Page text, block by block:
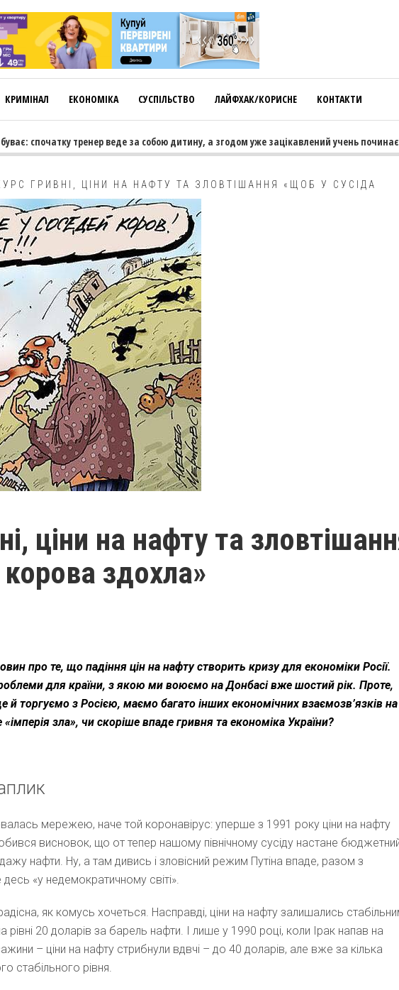
КРИМІНАЛ ЕКОНОМІКА СУСПІЛЬСТВО ЛАЙФХАК/КОРИСНЕ КОНТАКТИ
спочатку тренер веде за собою дитину, а згодом уже зацікавлений учень починає
ГРИВНІ, ЦІНИ НА НАФТУ ТА ЗЛОВТІШАННЯ «ЩОБ У СУСІДА
ціни на нафту та
здохла»
про те, що падіння цін на нафту створить кризу для економіки Росії.
для країни, з якою ми воюємо на Донбасі вже шостий рік. Проте,
торгуємо з Росією, маємо багато інших економічних взаємозв’язків на
зла», чи скоріше впаде гривня та економіка України?
мережею, наче той коронавірус: уперше з 1991 року ціни на нафту
висновок, що от тепер нашому північному сусіду настане
нафти. Ну, а там дивись і зловісний режим Путіна впаде, разом з
«у недемократичному світі».
як комусь хочеться. Насправді, ціни на нафту залишались
20 доларів за барель нафти. І лише у 1990 році, коли Ірак напав на
– ціни на нафту стрибнули вдвчі – до 40 доларів, але вже за кілька
стабільного рівня.